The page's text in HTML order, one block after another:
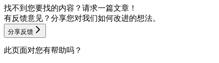
找不到您要找的内容？请求一篇文章！
有反馈意见？分享您对我们如何改进的想法。
分享反馈
此页面对您有帮助吗？